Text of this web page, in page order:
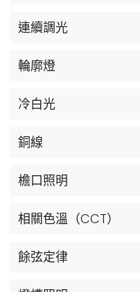
連續調光
輪廓燈
冷白光
銅線
檐口照明
相關色溫（CCT）
餘弦定律